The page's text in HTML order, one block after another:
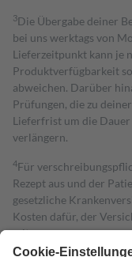
3Die Übergabe deiner
bei uns werktags von
Lieferzeitpunkt kann je
Produktverfügbarkeit
abweichen. Darüber
Prüfungen, die zu
Lieferfrist um die
verlängern.
4Für
Rezept aus und der
gesetzliche
Kosten dafür, der
mit.
Grundsätzlich leisten